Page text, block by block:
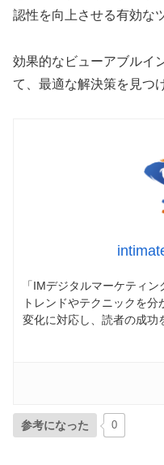
認性を向上させる有効な
効果的なビューアブルイ
て、最適な解決策を見つ
「IMデジタルマーケティ
トレンドやテクニックを
変化に対応し、読者の成功
参考になった 0